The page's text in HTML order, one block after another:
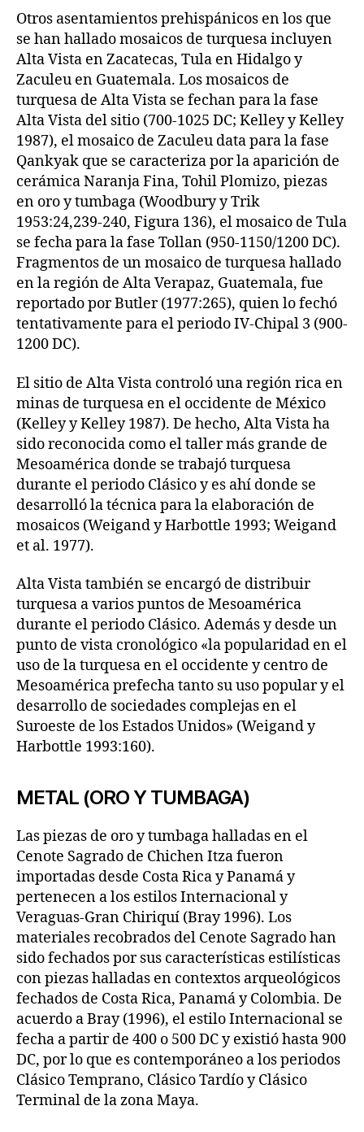
Otros asentamientos prehispánicos en los que
se han hallado mosaicos de turquesa incluyen
Alta Vista en Zacatecas, Tula en Hidalgo y
Zaculeu en Guatemala. Los mosaicos de
turquesa de Alta Vista se fechan para la fase
Alta Vista del sitio (700-1025 DC; Kelley y Kelley
1987), el mosaico de Zaculeu data para la fase
Qankyak que se caracteriza por la aparición de
cerámica Naranja Fina, Tohil Plomizo, piezas
en oro y tumbaga (Woodbury y Trik
1953:24,239-240, Figura 136), el mosaico de Tula
se fecha para la fase Tollan (950-1150/1200 DC).
Fragmentos de un mosaico de turquesa hallado
en la región de Alta Verapaz, Guatemala, fue
reportado por Butler (1977:265), quien lo fechó
tentativamente para el periodo IV-Chipal 3 (900-
1200 DC).
El sitio de Alta Vista controló una región rica en
minas de turquesa en el occidente de México
(Kelley y Kelley 1987). De hecho, Alta Vista ha
sido reconocida como el taller más grande de
Mesoamérica donde se trabajó turquesa
durante el periodo Clásico y es ahí donde se
desarrolló la técnica para la elaboración de
mosaicos (Weigand y Harbottle 1993; Weigand
et al. 1977).
Alta Vista también se encargó de distribuir
turquesa a varios puntos de Mesoamérica
durante el periodo Clásico. Además y desde un
punto de vista cronológico «la popularidad en el
uso de la turquesa en el occidente y centro de
Mesoamérica prefecha tanto su uso popular y el
desarrollo de sociedades complejas en el
Suroeste de los Estados Unidos» (Weigand y
Harbottle 1993:160).
METAL (ORO Y TUMBAGA)
Las piezas de oro y tumbaga halladas en el
Cenote Sagrado de Chichen Itza fueron
importadas desde Costa Rica y Panamá y
pertenecen a los estilos Internacional y
Veraguas-Gran Chiriquí (Bray 1996). Los
materiales recobrados del Cenote Sagrado han
sido fechados por sus características estilísticas
con piezas halladas en contextos arqueológicos
fechados de Costa Rica, Panamá y Colombia. De
acuerdo a Bray (1996), el estilo Internacional se
fecha a partir de 400 o 500 DC y existió hasta 900
DC, por lo que es contemporáneo a los periodos
Clásico Temprano, Clásico Tardío y Clásico
Terminal de la zona Maya.